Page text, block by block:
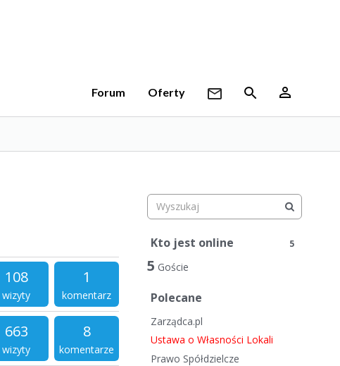
Forum Oferty
108
wizyty
1
komentarz
663
wizyty
8
komentarze
Kto jest online 5
5 Goście
Polecane
Zarządca.pl
Ustawa o Własności Lokali
Prawo Spółdzielcze